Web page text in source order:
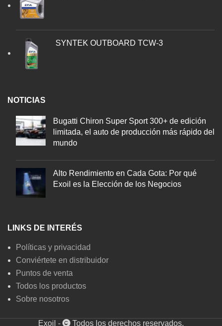
SYNTEK OUTBOARD TCW-3
NOTICIAS
Bugatti Chiron Super Sport 300+ de edición
limitada, el auto de producción más rápido del
mundo
Alto Rendimiento en Cada Gota: Por qué
Exoil es la Elección de los Negocios
LINKS DE INTERÉS
Políticas y privacidad
Conviértete en distribuidor
Puntos de venta
Todos los productos
Sobre nosotros
Exoil - Todos los derechos reservados.